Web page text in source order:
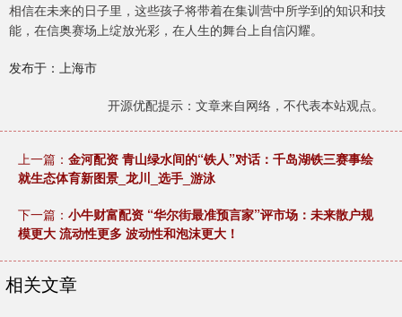
相信在未来的日子里，这些孩子将带着在集训营中所学到的知识和技
能，在信奥赛场上绽放光彩，在人生的舞台上自信闪耀。
发布于：上海市
开源优配提示：文章来自网络，不代表本站观点。
上一篇： 金河配资 青山绿水间的“铁人”对话：千岛湖铁三赛事绘
就生态体育新图景_龙川_选手_游泳
下一篇： 小牛财富配资 “华尔街最准预言家”评市场：未来散户规
模更大 流动性更多 波动性和泡沫更大！
相关文章